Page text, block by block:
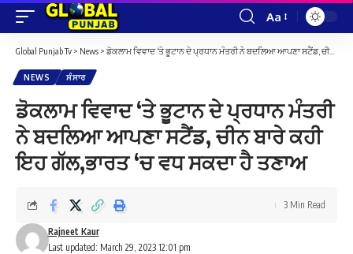
Font
Aa
Global Punjab Tv > News > ਡੋਕਲਾਮ ਵਿਵਾਦ ‘ਤੇ ਭੂਟਾਨ ਦੇ ਪ੍ਰਧਾਨ ਮੰਤਰੀ ਨੇ ਬਦਲਿਆ ਆਪਣਾ ਸਟੈਂਡ, ਚੀਨ ਬਾਰੇ ਕਹੀ ਇਹ ਗੱਲ,ਭਾਰਤ ‘ਚ ਵਧ ਸਕਦਾ ਹੈ ਤਣਾਅ
NEWS ਸੰਸਾਰ
ਡੋਕਲਾਮ ਵਿਵਾਦ ‘ਤੇ ਭੂਟਾਨ ਦੇ ਪ੍ਰਧਾਨ ਮੰਤਰੀ
ਨੇ ਬਦਲਿਆ ਆਪਣਾ ਸਟੈਂਡ, ਚੀਨ ਬਾਰੇ ਕਹੀ
ਇਹ ਗੱਲ,ਭਾਰਤ ‘ਚ ਵਧ ਸਕਦਾ ਹੈ ਤਣਾਅ
Last updated: March 29, 2023 12:01 pm
Rajneet Kaur
3 Min Read